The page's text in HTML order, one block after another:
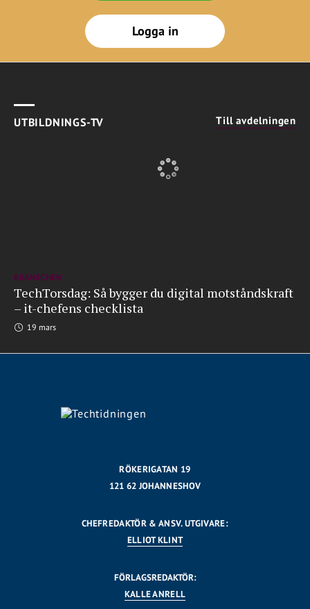
Logga in
UTBILDNINGS-TV Till avdelningen
BRANSCHEN
TechTorsdag: Så bygger du digital motståndskraft
– it-chefens checklista
19 mars
RÖKERIGATAN 19
121 62 JOHANNESHOV
CHEFREDAKTÖR & ANSV. UTGIVARE:
ELLIOT KLINT
FÖRLAGSREDAKTÖR:
KALLE ANRELL